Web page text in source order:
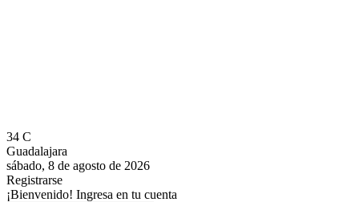
34 C
Guadalajara
sábado, 8 de agosto de 2026
Registrarse
¡Bienvenido! Ingresa en tu cuenta